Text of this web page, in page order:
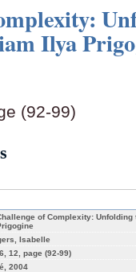
Ilya
(92-99)
of Complexity:
Isabelle
12, page (92-99)
2004